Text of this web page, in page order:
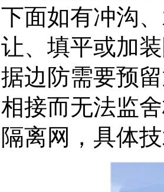
下面如有冲沟
让、填平或加
据边防需要预
相接而无法监
隔离网，具体